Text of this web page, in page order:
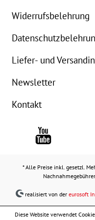
Widerrufsbelehrung
Liefer- und
Newsletter
Kontakt
* Alle Preise inkl. gesetzl.
realisiert von dereurosoft
Diese Website verwendet